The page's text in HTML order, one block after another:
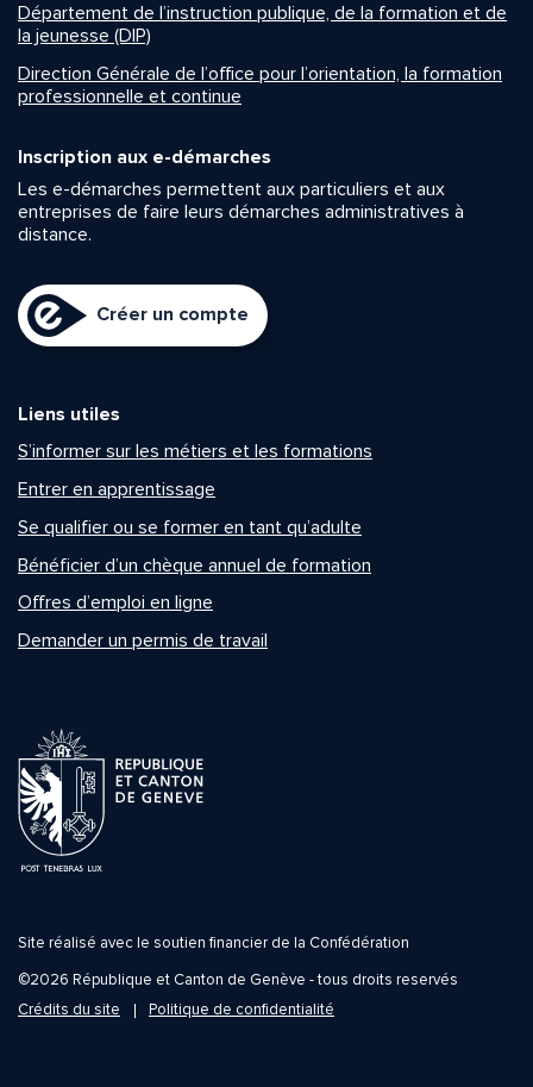
Département de l’instruction publique, de la formation et de
la jeunesse (DIP)
Direction Générale de l’office pour l’orientation, la formation
professionnelle et continue
Inscription aux e-démarches
Les e-démarches permettent aux particuliers et aux
entreprises de faire leurs démarches administratives à
distance.
Créer un compte
Liens utiles
S’informer sur les métiers et les formations
Entrer en apprentissage
Se qualifier ou se former en tant qu’adulte
Bénéficier d’un chèque annuel de formation
Offres d’emploi en ligne
Demander un permis de travail
Site réalisé avec le soutien financier de la Confédération
©2026 République et Canton de Genève - tous droits reservés
Crédits du site
Politique de confidentialité